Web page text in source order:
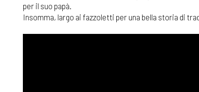
per il suo papà.
Insomma, largo ai fazzoletti per una bella storia di